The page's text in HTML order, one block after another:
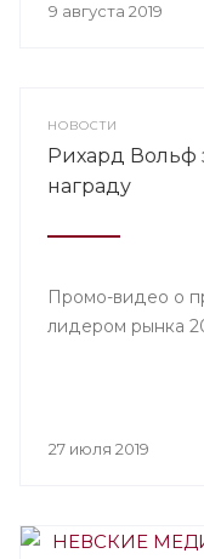
9 августа 2019
НОВОСТИ
Рихард Вольф
награду
Промо-видео о
лидером рынка
27 июля 2019